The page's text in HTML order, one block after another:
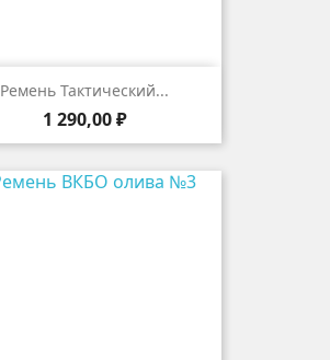
Ремень Тактический...
Цена
1 290,00 ₽